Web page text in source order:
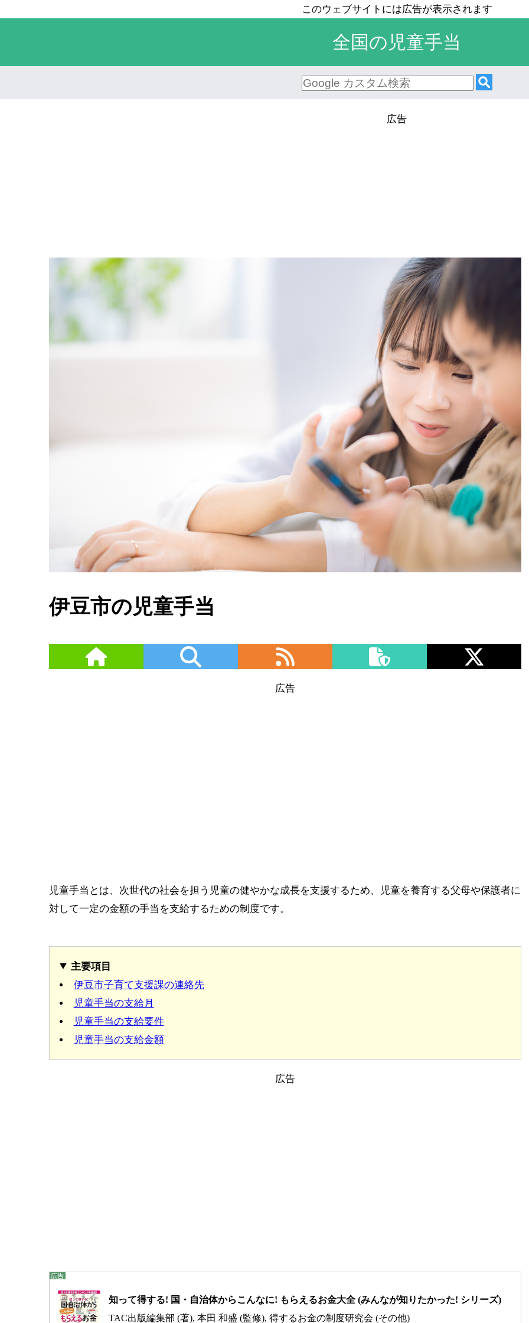
全国の児童手当
伊豆市の児童手当
児童手当とは、次世代の社会を担う児童の健やかな成長を支援するため、児童を養育する父母や保護者に
対して一定の金額の手当を支給するための制度です。
主要項目
伊豆市子育て支援課の連絡先
児童手当の支給月
児童手当の支給要件
児童手当の支給金額
知って得する! 国・自治体からこんなに! もらえるお金大全 (みんなが知りたかった! シリーズ)
TAC出版編集部 (著), 本田 和盛 (監修), 得するお金の制度研究会 (その他)